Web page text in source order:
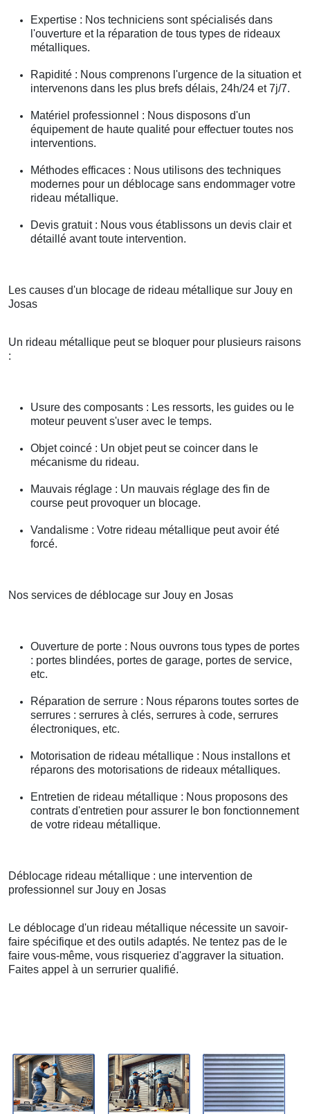
Expertise : Nos techniciens sont spécialisés dans
l'ouverture et la réparation de tous types de rideaux
métalliques.
Rapidité : Nous comprenons l'urgence de la situation et
intervenons dans les plus brefs délais, 24h/24 et 7j/7.
Matériel professionnel : Nous disposons d'un
équipement de haute qualité pour effectuer toutes nos
interventions.
Méthodes efficaces : Nous utilisons des techniques
modernes pour un déblocage sans endommager votre
rideau métallique.
Devis gratuit : Nous vous établissons un devis clair et
détaillé avant toute intervention.
Les causes d'un blocage de rideau métallique sur Jouy en
Josas
Un rideau métallique peut se bloquer pour plusieurs raisons
:
Usure des composants : Les ressorts, les guides ou le
moteur peuvent s'user avec le temps.
Objet coincé : Un objet peut se coincer dans le
mécanisme du rideau.
Mauvais réglage : Un mauvais réglage des fin de
course peut provoquer un blocage.
Vandalisme : Votre rideau métallique peut avoir été
forcé.
Nos services de déblocage sur Jouy en Josas
Ouverture de porte : Nous ouvrons tous types de portes
: portes blindées, portes de garage, portes de service,
etc.
Réparation de serrure : Nous réparons toutes sortes de
serrures : serrures à clés, serrures à code, serrures
électroniques, etc.
Motorisation de rideau métallique : Nous installons et
réparons des motorisations de rideaux métalliques.
Entretien de rideau métallique : Nous proposons des
contrats d'entretien pour assurer le bon fonctionnement
de votre rideau métallique.
Déblocage rideau métallique : une intervention de
professionnel sur Jouy en Josas
Le déblocage d'un rideau métallique nécessite un savoir-
faire spécifique et des outils adaptés. Ne tentez pas de le
faire vous-même, vous risqueriez d'aggraver la situation.
Faites appel à un serrurier qualifié.